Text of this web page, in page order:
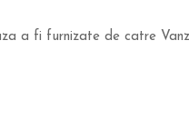
a fi furnizate de catre